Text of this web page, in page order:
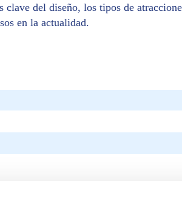
clave del diseño, los tipos de
en la actualidad.